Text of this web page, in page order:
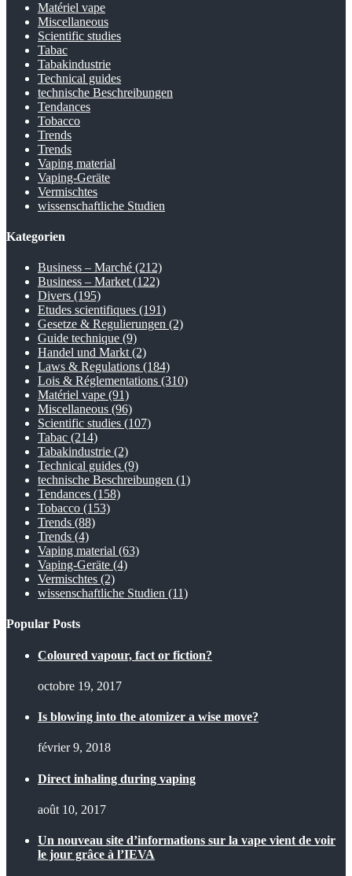
Matériel vape
Miscellaneous
Scientific studies
Tabac
Tabakindustrie
Technical guides
technische Beschreibungen
Tendances
Tobacco
Trends
Trends
Vaping material
Vaping-Geräte
Vermischtes
wissenschaftliche Studien
Kategorien
Business – Marché (212)
Business – Market (122)
Divers (195)
Etudes scientifiques (191)
Gesetze & Regulierungen (2)
Guide technique (9)
Handel und Markt (2)
Laws & Regulations (184)
Lois & Réglementations (310)
Matériel vape (91)
Miscellaneous (96)
Scientific studies (107)
Tabac (214)
Tabakindustrie (2)
Technical guides (9)
technische Beschreibungen (1)
Tendances (158)
Tobacco (153)
Trends (88)
Trends (4)
Vaping material (63)
Vaping-Geräte (4)
Vermischtes (2)
wissenschaftliche Studien (11)
Popular Posts
Coloured vapour, fact or fiction?
octobre 19, 2017
Is blowing into the atomizer a wise move?
février 9, 2018
Direct inhaling during vaping
août 10, 2017
Un nouveau site d’informations sur la vape vient de voir
le jour grâce à l’IEVA